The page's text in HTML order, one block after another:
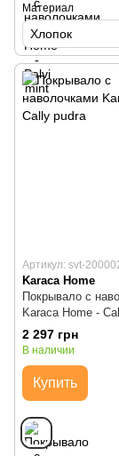
Материал
Хлопок
Артикул: svt-
Karaca Home
Покрывало с
Karaca Home -
2 297 грн
В наличии
Купить